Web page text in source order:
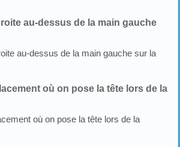
au-dessus de la main gauche
au-dessus de la main gauche sur la
où on pose la tête lors de la
où on pose la tête lors de la